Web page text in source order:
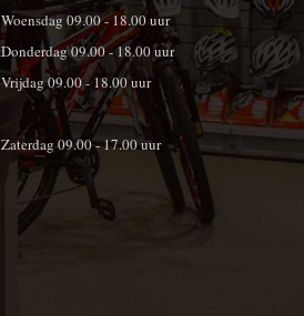
Woensdag 09.00 - 18.00 uur
Donderdag 09.00 - 18.00 uur
Vrijdag 09.00 - 18.00 uur
Zaterdag 09.00 - 17.00 uur